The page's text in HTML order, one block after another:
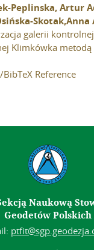
Peplinska, Artur
Skotak,Anna
galerii
Klimkówka
BibTeX Reference
Naukową
Geodetów Polskich